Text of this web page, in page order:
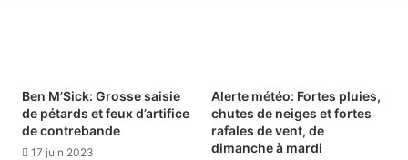
Ben M’Sick: Grosse saisie
de pétards et feux d’artifice
de contrebande
17 juin 2023
Alerte météo: Fortes pluies,
chutes de neiges et fortes
rafales de vent, de
dimanche à mardi